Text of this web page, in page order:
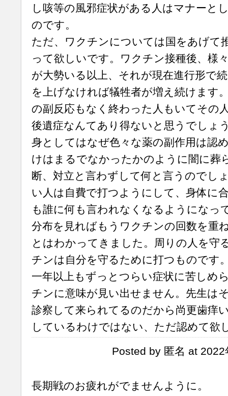
し咳等の風邪症状がある人はマナーと
のです。
ただ、ワクチンについては国をあげて
って欲しいです。ワクチン接種後、様
が大勢いる以上、それが現在進行形で
を上げなければ犠牲者が増え続けます
の副反応もなく終わった人もいてその
後遺症なんてあり得ないと思うでしょ
身としてはなぜ色々な薬の副作用は認
けはまるでなかったかのように闇に葬
断、対立と言わずして何と言うのでし
い人は自費で打つようにして、身体に
も誰に何も言われなくなるようになっ
分布を見ればもうワクチンの回数を重
とはわかってきました。周りの人を守
チンは自分を守るために打つものです
一年以上もずっとつらい症状に苦しめ
チンに意味が見い出せません。先生は
診察して来られてるのだから尚更歯痒
しているわけではない、ただ認めて欲
Posted by 匿名 at
長期戦のお疲れがでませんように。